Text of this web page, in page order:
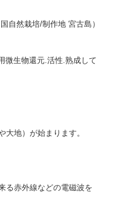
自然栽培/制作地 宮古島）
微生物還元.活性.熟成して
大地）が始まります。
る赤外線などの電磁波を